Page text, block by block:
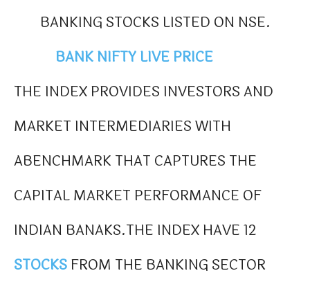
BANKING STOCKS LISTED ON NSE.
BANK NIFTY LIVE PRICE
THE INDEX PROVIDES INVESTORS AND
MARKET INTERMEDIARIES WITH
ABENCHMARK THAT CAPTURES THE
CAPITAL MARKET PERFORMANCE OF
INDIAN BANAKS.THE INDEX HAVE 12
STOCKSFROM THE BANKING SECTOR